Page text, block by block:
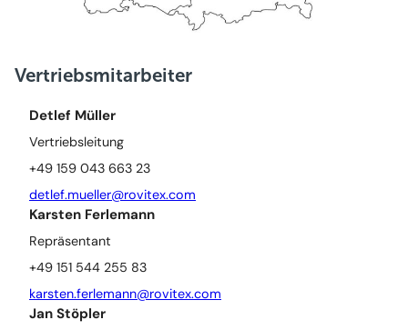
Vertriebsmitarbeiter
Detlef Müller
Vertriebsleitung
+49 159 043 663 23
detlef.mueller@rovitex.com
Karsten Ferlemann
Repräsentant
+49 151 544 255 83
karsten.ferlemann@rovitex.com
Jan Stöpler